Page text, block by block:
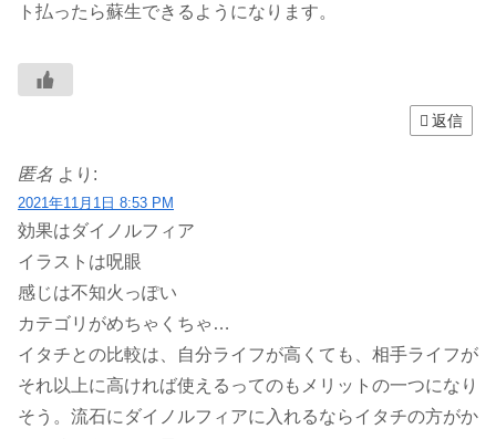
ト払ったら蘇生できるようになります。
返信
匿名 より:
2021年11月1日 8:53 PM
効果はダイノルフィア
イラストは呪眼
感じは不知火っぽい
カテゴリがめちゃくちゃ…
イタチとの比較は、自分ライフが高くても、相手ライフが
それ以上に高ければ使えるってのもメリットの一つになり
そう。流石にダイノルフィアに入れるならイタチの方がか